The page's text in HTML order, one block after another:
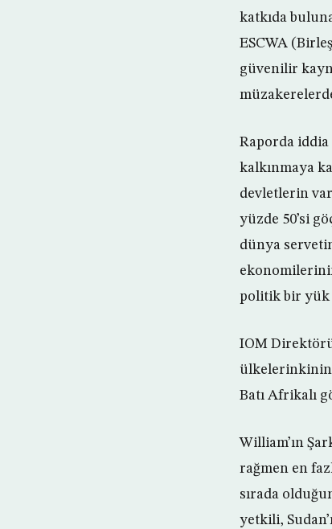
katkıda
ESCWA
güvenilir
Raporda
kalkınmaya
devletlerin
yüzde 50’si
dünya
politik bir yük
IOM
ülkelerinkinin
Batı Afrikalı
William’ın
rağmen en
sırada
yetkili,